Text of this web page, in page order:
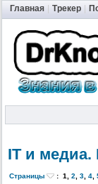
Главная Трекер
IT и медиа.
Страницы : 1, 2, 3, 4,